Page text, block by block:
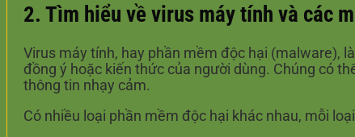
2. Tìm hiểu về virus máy tính và các
Virus máy tính, hay phần mềm độc hại (malware),
đồng ý hoặc kiến thức của người dùng. Chúng có
thông tin nhạy cảm.
Có nhiều loại phần mềm độc hại khác nhau, mỗi